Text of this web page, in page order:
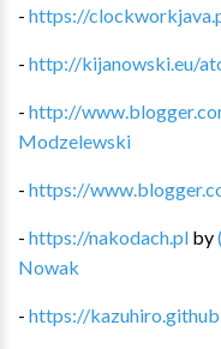
- https://
- http://kijanowski.eu/
- http://
Modzelewski
- https://
- https://nakodach.pl by
Nowak
- https://